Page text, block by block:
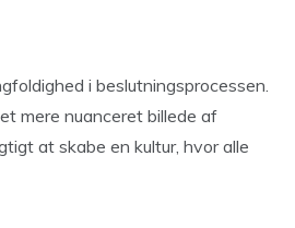
i beslutningsprocessen.
mere nuanceret billede af
at skabe en kultur, hvor alle